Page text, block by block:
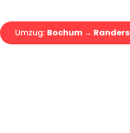
Umzug: Bochum → Randers